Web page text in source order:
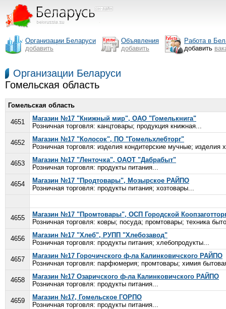
Организации Беларуси
добавить
Объявления
добавить
Работа в
добавить
Организации Беларуси
Гомельская область
Гомельская область
4651
Магазин №17 "Книжный мир", ОАО "Гомелькнига"
Розничная торговля: канцтовары; продукция книжная...
4652
Магазин №17 "Колосок", ПО "Гомельхлебторг"
Розничная торговля: изделия кондитерские мучные; изделия
4653
Магазин №17 "Ленточка", ОАОТ "Дабрабыт"
Розничная торговля: продукты питания...
4654
Магазин №17 "Продтовары", Мозырское РАЙПО
Розничная торговля: продукты питания; хозтовары...
4655
Магазин №17 "Промтовары", ОСП Городской
Розничная торговля: ковры; посуда; промтовары; техника
4656
Магазин №17 "Хлеб", РУПП "Хлебозавод"
Розничная торговля: продукты питания; хлебопродукты...
4657
Магазин №17 Горочичского ф-ла Калинковичского РАЙПО
Розничная торговля: парфюмерия; промтовары; химия
4658
Магазин №17 Озаричского ф-ла Калинковичского РАЙПО
Розничная торговля: продукты питания...
4659
Магазин №17, Гомельское ГОРПО
Розничная торговля: продукты питания...